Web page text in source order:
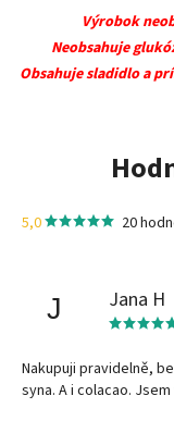
Výrobok
Neobsahuje
Obsahuje sladidlo a
5,0 20
J Jana H
Nakupuji pravidelně,
syna. A i colacao.